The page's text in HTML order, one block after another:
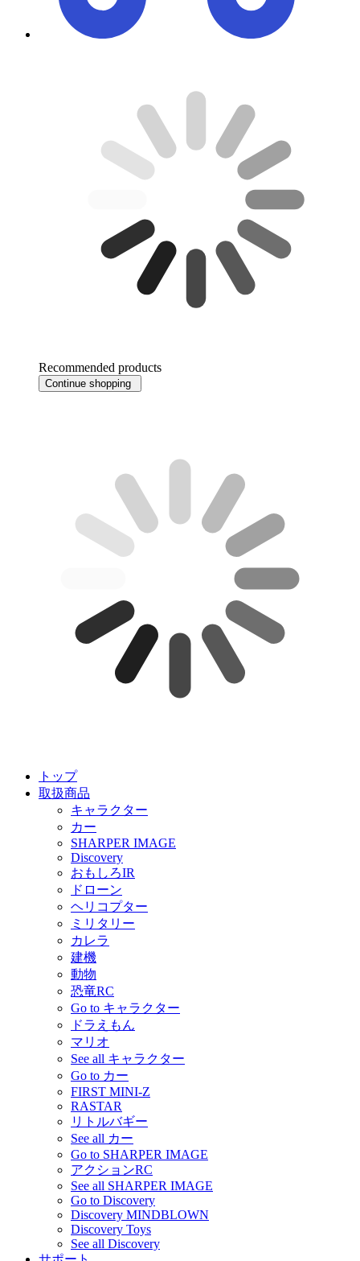
Recommended products
Continue shopping
トップ
取扱商品
キャラクター
カー
SHARPER IMAGE
Discovery
おもしろIR
ドローン
ヘリコプター
ミリタリー
カレラ
建機
動物
恐竜RC
Go to キャラクター
ドラえもん
マリオ
See all キャラクター
Go to カー
FIRST MINI-Z
RASTAR
リトルバギー
See all カー
Go to SHARPER IMAGE
アクションRC
See all SHARPER IMAGE
Go to Discovery
Discovery MINDBLOWN
Discovery Toys
See all Discovery